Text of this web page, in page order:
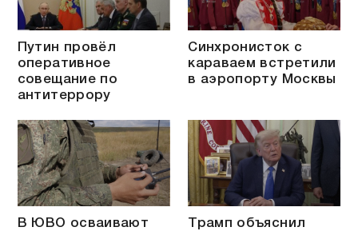
Путин провёл
оперативное
совещание по
антитеррору
Синхронисток с
караваем встретили
в аэропорту Москвы
В ЮВО осваивают
Трамп объяснил